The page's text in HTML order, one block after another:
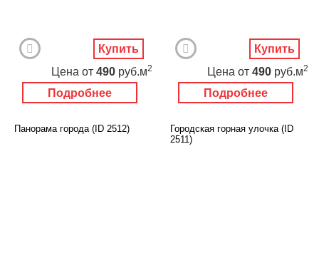
Подробнее
Цена от 490 руб.м2
Купить
Подробнее
Цена от 490 руб.м2
Купить
Панорама города (ID 2512)
Городская горная улочка (ID
2511)